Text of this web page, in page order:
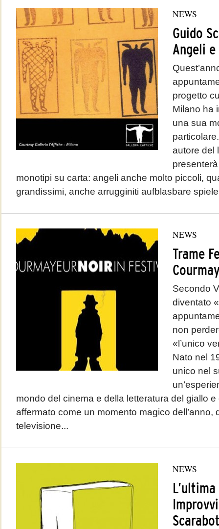
NEWS
Guido
Angeli
progetto
Milano ha
una sua
autore del
monotipi su carta: angeli anche molto piccoli,
grandissimi, anche arrugginiti aufblasbare
NEWS
Trame
Secondo
diventato
non
«l’unico
Nato nel
unico nel
mondo del cinema e della letteratura del giallo e
affermato come un momento magico dell’anno,
televisione...
NEWS